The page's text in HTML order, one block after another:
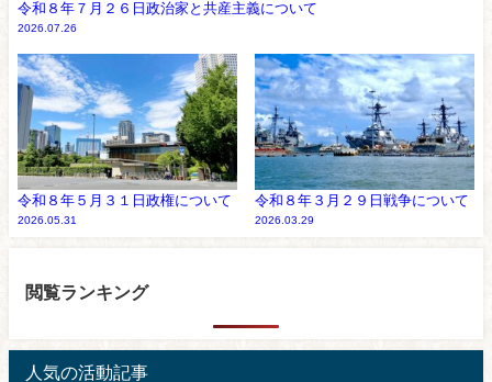
令和８年７月２６日政治家と共産主義について
2026.07.26
令和８年５月３１日政権について
2026.05.31
令和８年３月２９日戦争について
2026.03.29
閲覧ランキング
人気の活動記事